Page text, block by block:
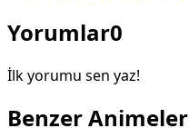
Yorumlar0
İlk yorumu sen yaz!
Benzer Animeler